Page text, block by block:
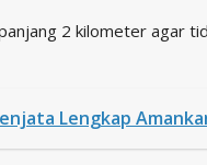
2 kilometer agar
Lengkap